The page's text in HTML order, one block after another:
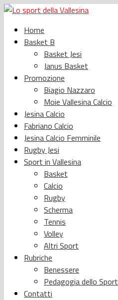
Home
Basket B
Basket Jesi
Janus Basket
Promozione
Biagio Nazzaro
Moie Vallesina Calcio
Jesina Calcio
Fabriano Calcio
Jesina Calcio Femminile
Rugby Jesi
Sport in Vallesina
Basket
Calcio
Rugby
Scherma
Tennis
Volley
Altri Sport
Rubriche
Benessere
Pedagogia dello Sport
Contatti